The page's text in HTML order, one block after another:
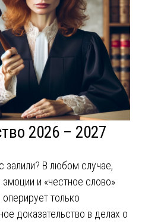
2026 – 2027
залили? В любом случае,
и «честное слово»
только
доказательство в делах о